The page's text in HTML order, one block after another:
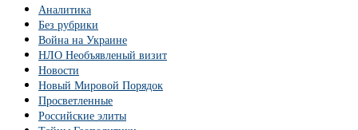
Аналитика
Без рубрики
Война на Украине
НЛО Необъявленый визит
Новости
Новый Мировой Порядок
Просветленные
Российские элиты